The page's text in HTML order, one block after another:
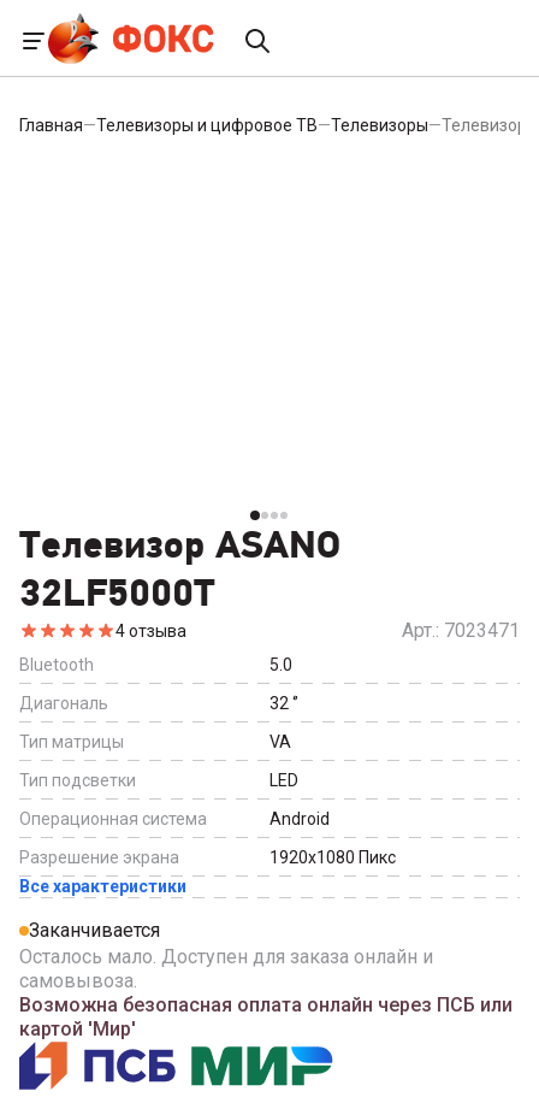
Главная—Телевизоры и цифровое ТВ—Телевизоры—Телевизор
Телевизор ASANO
32LF5000T
4отзыва Арт.: 7023471
Bluetooth
5.0
Диагональ
32 ‘’
Тип матрицы
VA
Тип подсветки
LED
Операционная система
Android
Разрешение экрана
1920x1080 Пикс
Все характеристики
Заканчивается
Осталось мало. Доступен для заказа онлайн и
самовывоза.
Возможна безопасная оплата онлайн через ПСБ или
картой 'Мир'